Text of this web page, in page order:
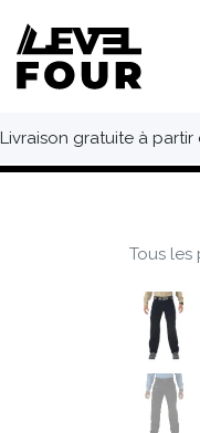
Livraison gratuite à partir
Tous les